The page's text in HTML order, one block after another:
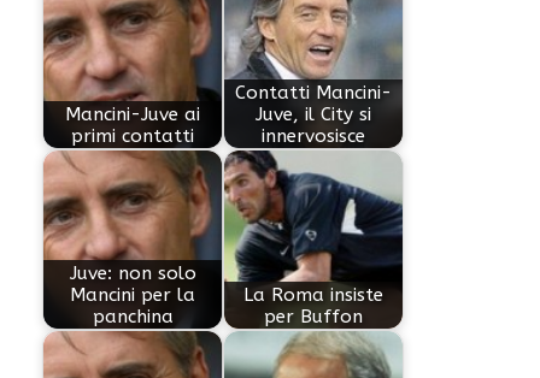
Mancini-Juve ai
primi contatti
Contatti Mancini-
Juve, il City si
innervosisce
Juve: non solo
Mancini per la
panchina
La Roma insiste
per Buffon